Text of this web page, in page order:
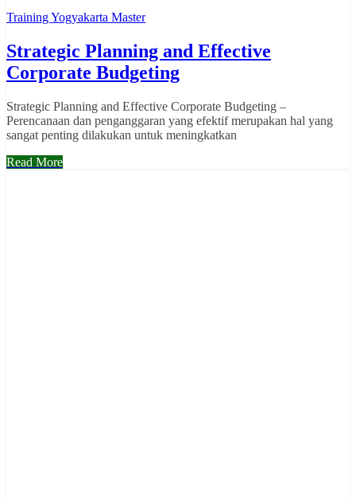
Training Yogyakarta Master
Strategic Planning and Effective
Corporate Budgeting
Strategic Planning and Effective Corporate Budgeting –
Perencanaan dan penganggaran yang efektif merupakan hal yang
sangat penting dilakukan untuk meningkatkan
Read More